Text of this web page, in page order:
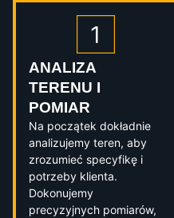
ANALIZA
TERENU I
POMIAR
Na początek dokładnie
analizujemy teren, aby
zrozumieć specyfikę i
potrzeby klienta.
Dokonujemy
precyzyjnych pomiarów,